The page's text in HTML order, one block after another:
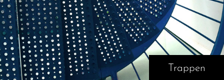
Trappen